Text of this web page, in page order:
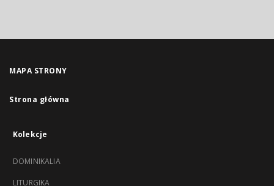
MAPA STRONY
Strona główna
Kolekcje
DOMINIKALIA
LITURGIKA